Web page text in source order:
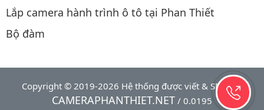
Lắp camera hành trình ô tô tại Phan Thiết
Bộ đàm
Copyright © 2019-2026 Hệ thống được viết & SEO bởi
CAMERAPHANTHIET.NET / 0.0195